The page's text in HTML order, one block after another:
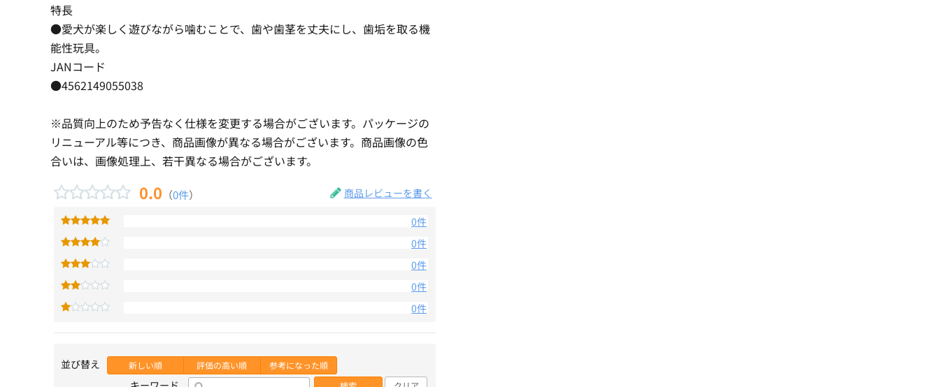
特長
●愛犬が楽しく遊びながら噛むことで、歯や歯茎を丈夫にし、歯垢を取る機
能性玩具。
JANコード
●4562149055038
※品質向上のため予告なく仕様を変更する場合がございます。パッケージの
リニューアル等につき、商品画像が異なる場合がございます。商品画像の色
合いは、画像処理上、若干異なる場合がございます。
0.0 （0件） 商品レビューを書く
0件
0件
0件
0件
0件
並び替え 新しい順 評価の高い順 参考になった順